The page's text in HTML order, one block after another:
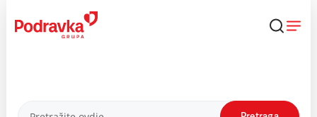
content